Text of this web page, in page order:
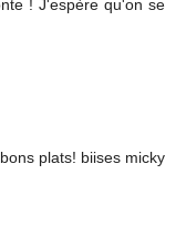
! J'espère qu'on se
plats! biises micky